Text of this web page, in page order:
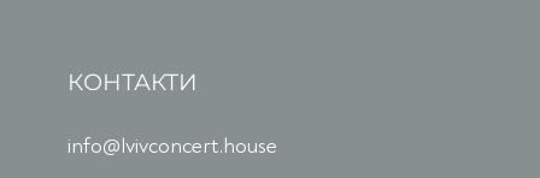
КОНТАКТИ
info@lvivconcert.house